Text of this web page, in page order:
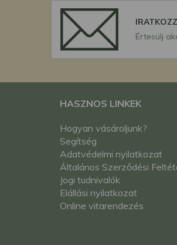
Értesülj
HASZNOS LINKEK
Hogyan vásároljunk?
Segítség
Adatvédelmi nyilatkozat
Általános Szerződési
Jogi tudnivalók
Elállási nyilatkozat
Online vitarendezés